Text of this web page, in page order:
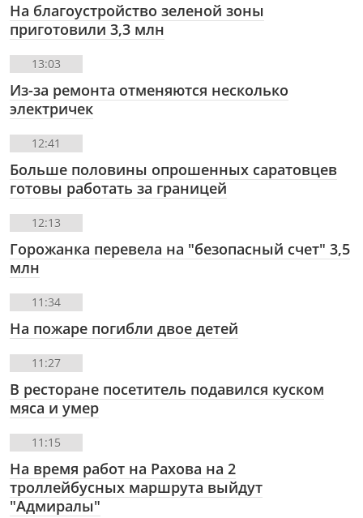
На благоустройство зеленой зоны
приготовили 3,3 млн
13:03
Из-за ремонта отменяются несколько
электричек
12:41
Больше половины опрошенных саратовцев
готовы работать за границей
12:13
Горожанка перевела на "безопасный счет" 3,5
млн
11:34
На пожаре погибли двое детей
11:27
В ресторане посетитель подавился куском
мяса и умер
11:15
На время работ на Рахова на 2
троллейбусных маршрута выйдут
"Адмиралы"